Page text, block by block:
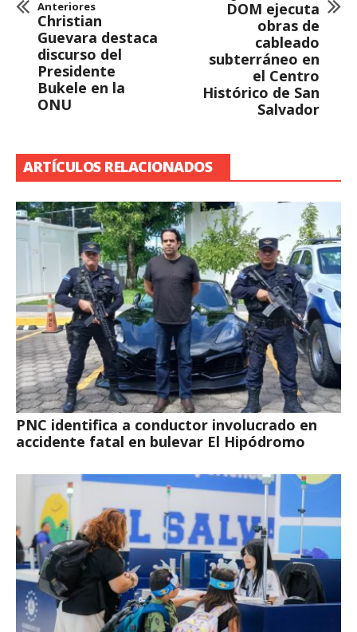
Anteriores
Christian
Guevara destaca
discurso del
Presidente
Bukele en la
ONU
DOM ejecuta
obras de
cableado
subterráneo en
el Centro
Histórico de San
Salvador
ARTÍCULOS RELACIONADOS
PNC identifica a conductor involucrado en
accidente fatal en bulevar El Hipódromo